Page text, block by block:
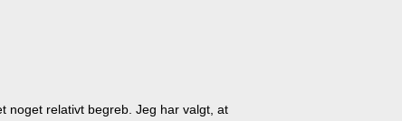
noget relativt begreb. Jeg har valgt, at